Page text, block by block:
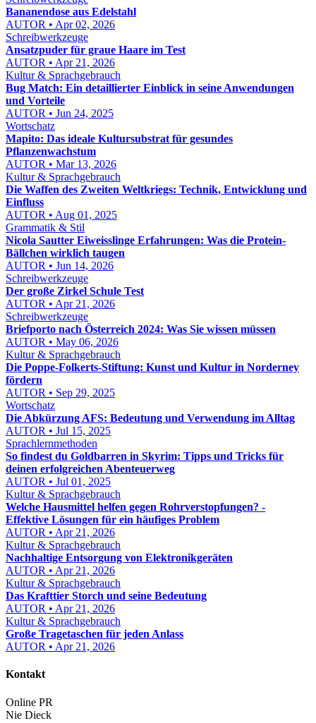
Bananendose aus Edelstahl
AUTOR • Apr 02, 2026
Schreibwerkzeuge
Ansatzpuder für graue Haare im Test
AUTOR • Apr 21, 2026
Kultur & Sprachgebrauch
Bug Match: Ein detaillierter Einblick in seine Anwendungen
und Vorteile
AUTOR • Jun 24, 2025
Wortschatz
Mapito: Das ideale Kultursubstrat für gesundes
Pflanzenwachstum
AUTOR • Mar 13, 2026
Kultur & Sprachgebrauch
Die Waffen des Zweiten Weltkriegs: Technik, Entwicklung und
Einfluss
AUTOR • Aug 01, 2025
Grammatik & Stil
Nicola Sautter Eiweisslinge Erfahrungen: Was die Protein-
Bällchen wirklich taugen
AUTOR • Jun 14, 2026
Schreibwerkzeuge
Der große Zirkel Schule Test
AUTOR • Apr 21, 2026
Schreibwerkzeuge
Briefporto nach Österreich 2024: Was Sie wissen müssen
AUTOR • May 06, 2026
Kultur & Sprachgebrauch
Die Poppe-Folkerts-Stiftung: Kunst und Kultur in Norderney
fördern
AUTOR • Sep 29, 2025
Wortschatz
Die Abkürzung AFS: Bedeutung und Verwendung im Alltag
AUTOR • Jul 15, 2025
Sprachlernmethoden
So findest du Goldbarren in Skyrim: Tipps und Tricks für
deinen erfolgreichen Abenteuerweg
AUTOR • Jul 01, 2025
Kultur & Sprachgebrauch
Welche Hausmittel helfen gegen Rohrverstopfungen? -
Effektive Lösungen für ein häufiges Problem
AUTOR • Apr 21, 2026
Kultur & Sprachgebrauch
Nachhaltige Entsorgung von Elektronikgeräten
AUTOR • Apr 21, 2026
Kultur & Sprachgebrauch
Das Krafttier Storch und seine Bedeutung
AUTOR • Apr 21, 2026
Kultur & Sprachgebrauch
Große Tragetaschen für jeden Anlass
AUTOR • Apr 21, 2026
Kontakt
Online PR
Nie Dieck